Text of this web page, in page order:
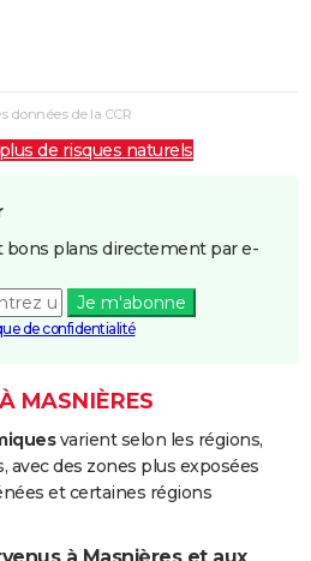
données de la CCR
de risques naturels
bons plans directement par e-
Je m'abonne
de confidentialité
MASNIÈRES
varient selon les régions,
avec des zones plus exposées
et certaines régions
à Masnières et aux